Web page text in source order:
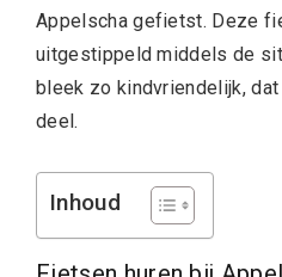
Appelscha gefietst. Deze
uitgestippeld middels de
bleek zo kindvriendelijk,
deel.
Inhoud